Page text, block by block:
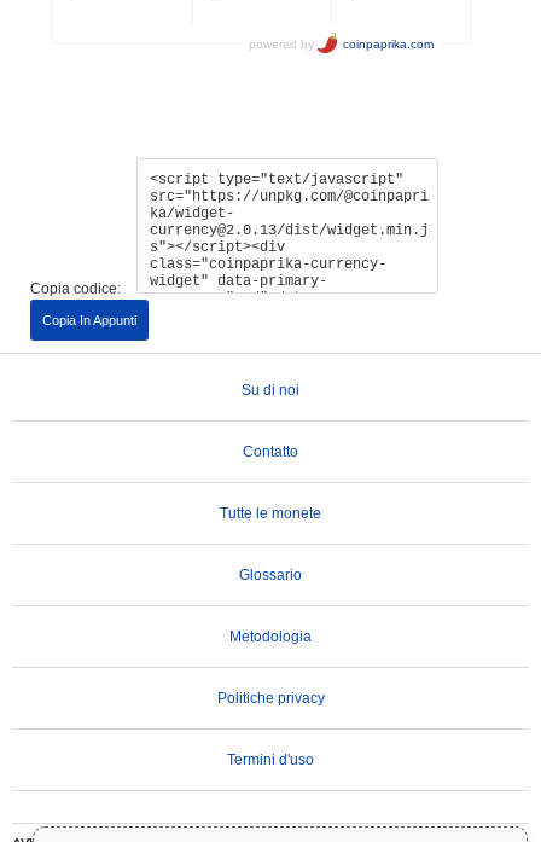
Copia codice:
Copia In Appunti
Su di noi
Contatto
Tutte le monete
Glossario
Metodologia
Politiche privacy
Termini d'uso